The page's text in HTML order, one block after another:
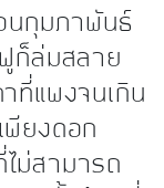
นกุมภาพันธ์
ก็ล่มสลาย
ที่แพงจนเกิน
พียงดอก
ม่สามารถ